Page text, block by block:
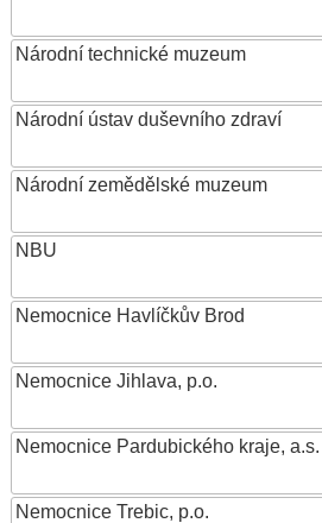
Národní technické muzeum
Národní ústav duševního zdraví
Národní zemědělské muzeum
NBU
Nemocnice Havlíčkův Brod
Nemocnice Jihlava, p.o.
Nemocnice Pardubického kraje, a.s.
Nemocnice Trebic, p.o.